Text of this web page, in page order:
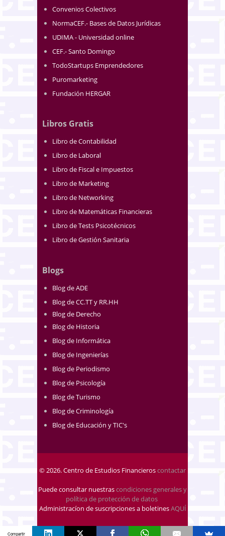
Convenios Colectivos
NormaCEF.- Bases de Datos Jurídicas
UDIMA - Universidad online
CEF.- Santo Domingo
TodoStartups Emprendedores
Puromarketing
Fundación HERGAR
Libros Gratis
Libro de Contabilidad
Libro de Laboral
Libro de Fiscal e Impuestos
Libro de Marketing
Libro de Networking
Libro de Matemáticas Financieras
Libro de Tests Psicotécnicos
Libro de Gestión Sanitaria
Blogs
Blog de ADE
Blog de CC.TT y RR.HH
Blog de Derecho
Blog de Historia
Blog de Informática
Blog de Ingenierías
Blog de Periodismo
Blog de Psicología
Blog de Turismo
Blog de Criminología
Blog de Educación y TIC's
© 2026. Centro de Estudios Financieroscontactar
Puede consultar nuestrascondiciones generales y
política de protección de datos
Administracíon de suscripciones a boletinesAQUÍ
Compartir